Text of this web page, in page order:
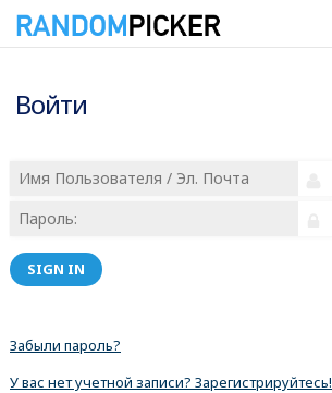
Войти
SIGN IN
Забыли пароль?
У вас нет учетной записи? Зарегистрируйтесь!